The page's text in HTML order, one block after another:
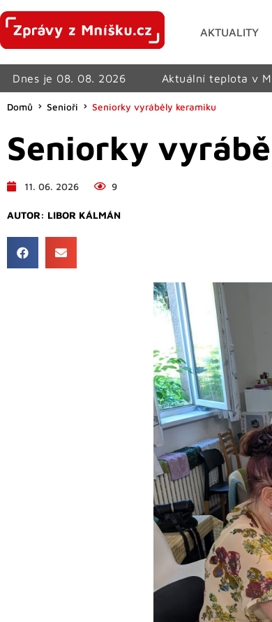
AKTUALITY
Dnes je 08. 08. 2026 Aktuální teplota v
Domů Senioři Seniorky vyráběly keramiku
Seniorky
11. 06. 2026 9
AUTOR: LIBOR KÁLMÁN